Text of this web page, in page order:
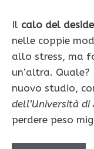
Il calo del
nelle coppie
allo stress, ma
un’altra. Quale?
nuovo studio,
dell’Università di
perdere peso